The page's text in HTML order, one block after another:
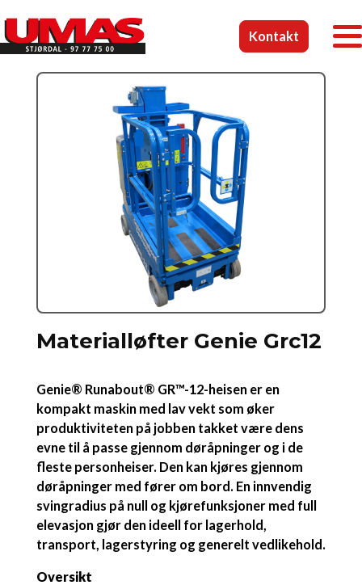
Kontakt
Materialløfter Genie Grc12
Genie® Runabout® GR™-12-heisen er en
kompakt maskin med lav vekt som øker
produktiviteten på jobben takket være dens
evne til å passe gjennom døråpninger og i de
fleste personheiser. Den kan kjøres gjennom
døråpninger med fører om bord. En innvendig
svingradius på null og kjørefunksjoner med full
elevasjon gjør den ideell for lagerhold,
transport, lagerstyring og generelt vedlikehold.
Oversikt